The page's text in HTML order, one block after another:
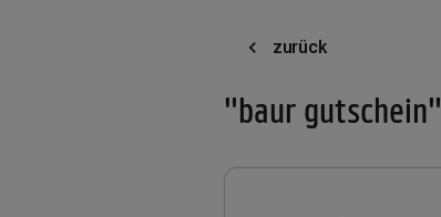
zurück
"baur gutschein"